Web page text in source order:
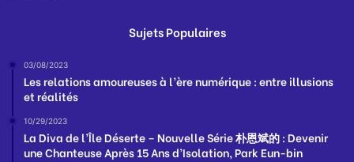
Sujets Populaires
03/08/2023
Les relations amoureuses à l’ère numérique : entre illusions
et réalités
10/29/2023
La Diva de l’Île Déserte – Nouvelle Série 朴恩斌的 : Devenir
une Chanteuse Après 15 Ans d’Isolation, Park Eun-bin